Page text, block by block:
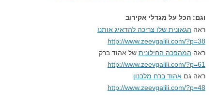
וגם: הכל על מגדלי אקירוב
ראה הגאונית שלו צריכה להדאיג אותנו
http://www.zeevgalili.com/?p=38
ראה המהפכה החילונית של אהוד ברק
http://www.zeevgalili.com/?p=61
ראה גם אהוד ברח מלבנון
http://www.zeevgalili.com/?p=48